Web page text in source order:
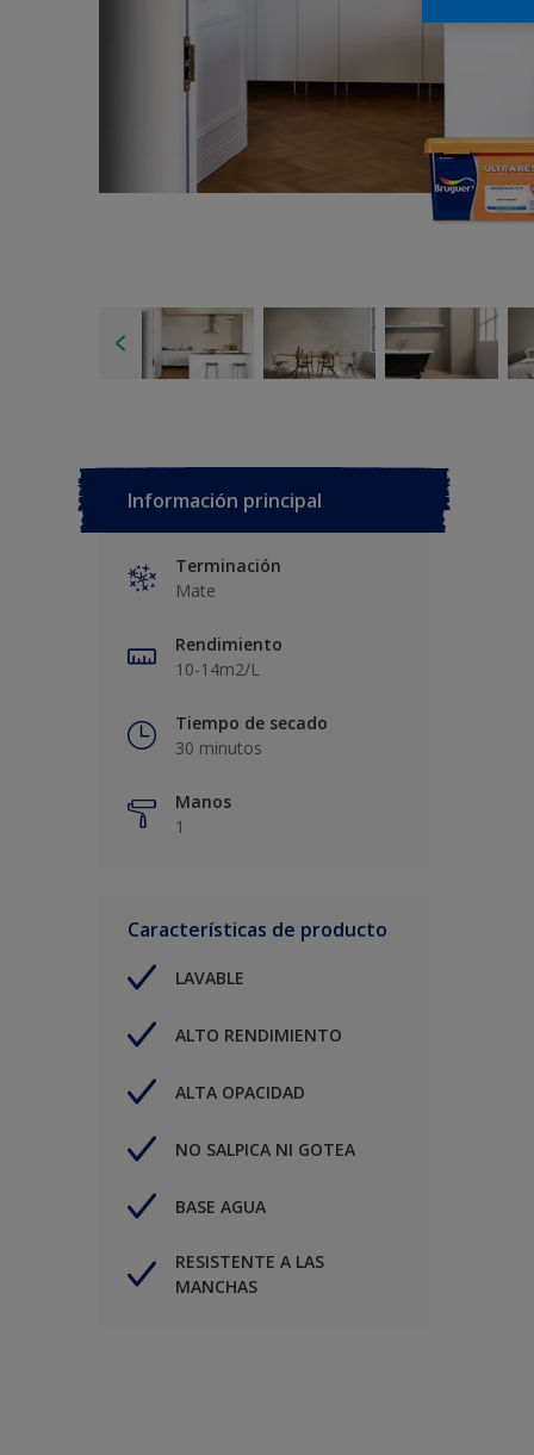
Información principal
Terminación
Mate
Rendimiento
10-14m2/L
Tiempo de secado
30 minutos
Manos
1
Características de producto
LAVABLE
ALTO RENDIMIENTO
ALTA OPACIDAD
NO SALPICA NI GOTEA
BASE AGUA
RESISTENTE A LAS
MANCHAS